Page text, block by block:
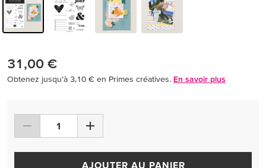
31,00 €
Obtenez jusqu’à 3,10 € en Primes créatives. En savoir plus
AJOUTER AU PANIER